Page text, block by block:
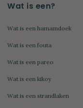
Wat is een?
Wat is een hamamdoek
Wat is een fouta
Wat is een pareo
Wat is een kikoy
Wat is een strandlaken